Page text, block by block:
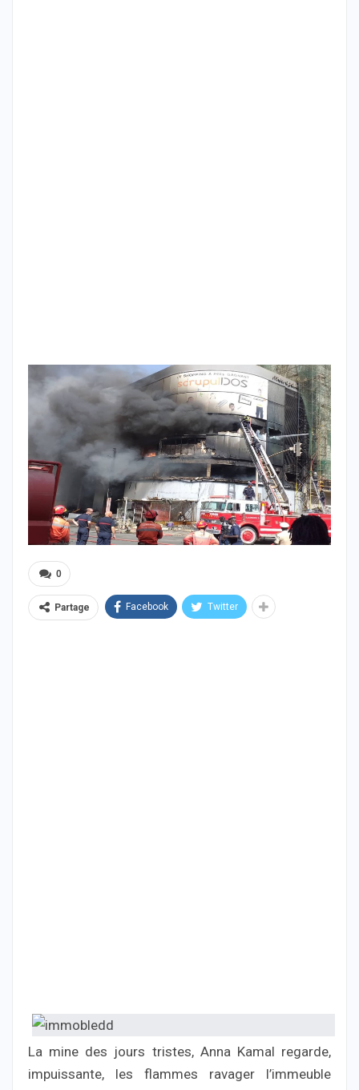
0
Partage Facebook Twitter
La mine des jours tristes, Anna Kamal regarde,
impuissante, les flammes ravager l’immeuble